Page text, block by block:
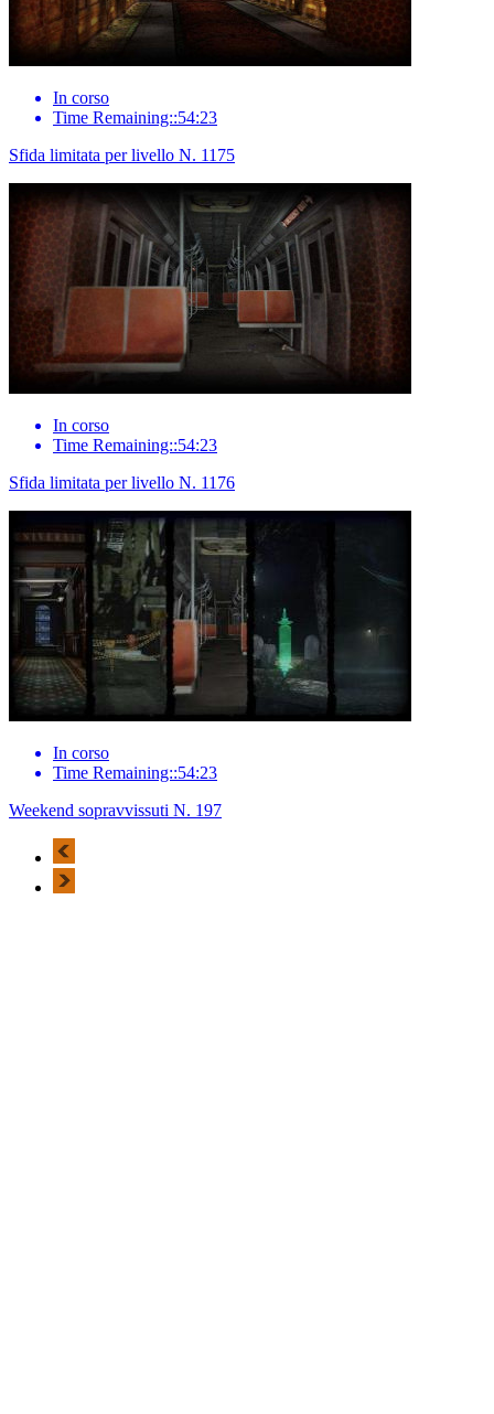
In corso
Time Remaining::54:23
Sfida limitata per livello N. 1175
In corso
Time Remaining::54:23
Sfida limitata per livello N. 1176
In corso
Time Remaining::54:23
Weekend sopravvissuti N. 197